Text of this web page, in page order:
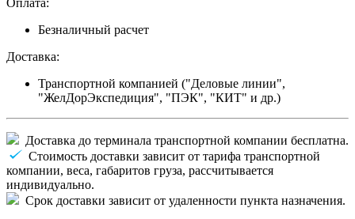
Безналичный расчет
Доставка:
Транспортной компанией ("Деловые линии",
"ЖелДорЭкспедиция", "ПЭК", "КИТ" и др.)
Доставка до терминала транспортной компании бесплатна.
Стоимость доставки зависит от тарифа транспортной
компании, веса, габаритов груза, рассчитывается
индивидуально.
Срок доставки зависит от удаленности пункта назначения.